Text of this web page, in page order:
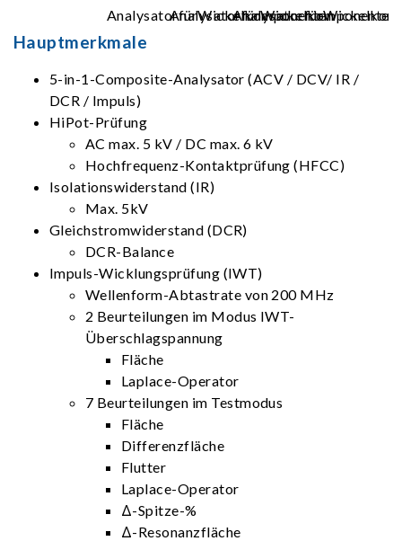
Hauptmerkmale
5-in-1-Composite-Analysator (ACV / DCV/ IR /
DCR / Impuls)
HiPot-Prüfung
AC max. 5 kV / DC max. 6 kV
Hochfrequenz-Kontaktprüfung (HFCC)
Isolationswiderstand (IR)
Max. 5kV
Gleichstromwiderstand (DCR)
DCR-Balance
Impuls-Wicklungsprüfung (IWT)
Wellenform-Abtastrate von 200 MHz
2 Beurteilungen im Modus IWT-
Überschlagspannung
Fläche
Laplace-Operator
7 Beurteilungen im Testmodus
Fläche
Differenzfläche
Flutter
Laplace-Operator
Δ-Spitze-%
Δ-Resonanzfläche